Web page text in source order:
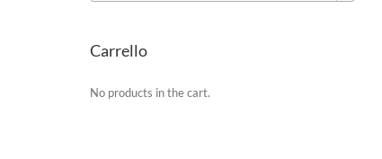
Carrello
No products in the cart.